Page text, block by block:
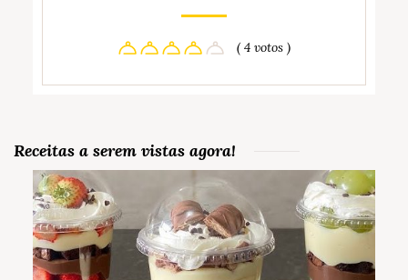
( 4 votos )
Receitas a serem vistas agora!